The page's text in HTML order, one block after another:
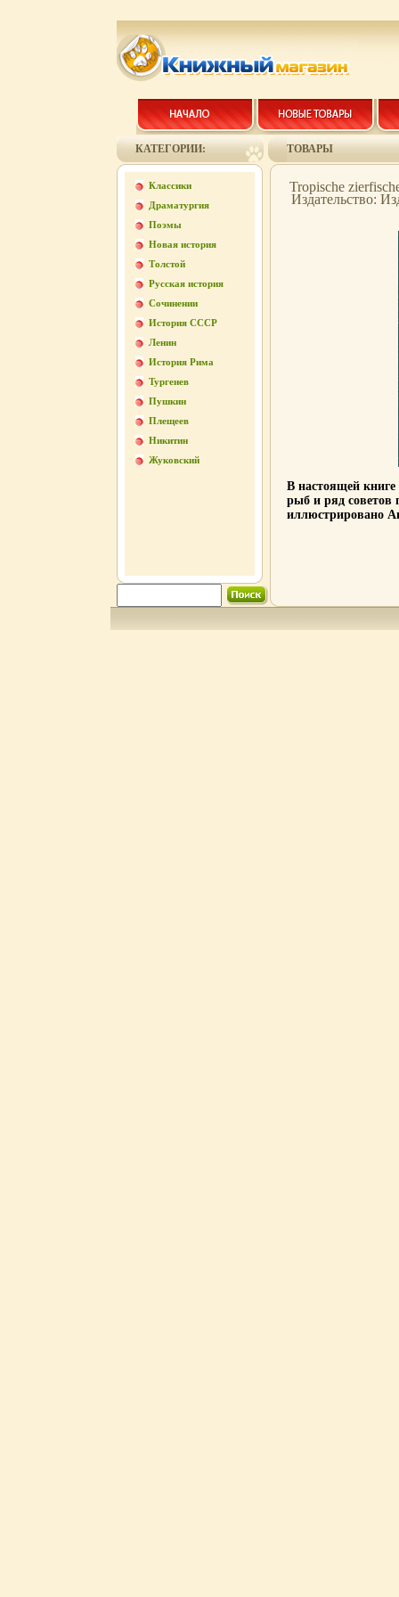
КАТЕГОРИИ:
Классики
Драматургия
Поэмы
Новая история
Толстой
Русская история
Сочинении
История СССР
Ленин
История Рима
Тургенев
Пушкин
Плещеев
Никитин
Жуковский
ТОВАРЫ
Tropische
Издательство:
В настоящей книге
рыб и ряд советов
иллюстрировано